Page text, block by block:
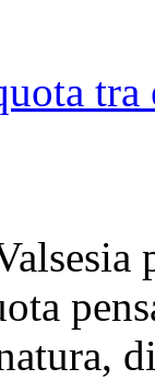
tra